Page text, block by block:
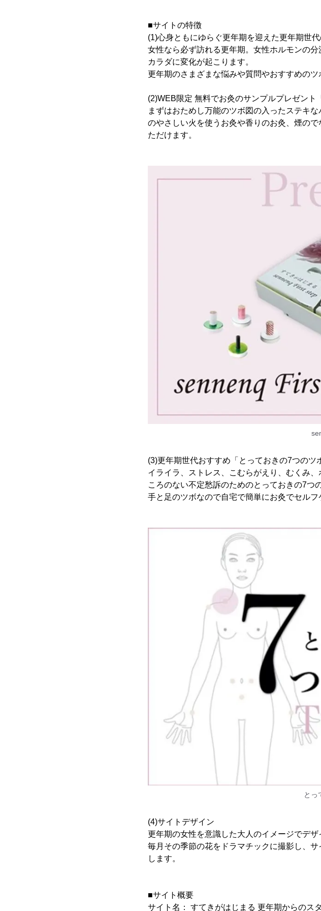
■サイトの特徴
(1)心身ともにゆらぐ更年期を迎えた更年期世
女性なら必ず訪れる更年期。女性ホルモンの
カラダに変化が起こります。
更年期のさまざまな悩みや質問やおすすめの
(2)WEB限定 無料でお灸のサンプルプレゼント
まずはおためし万能のツボ図の入ったステキ
のやさしい火を使うお灸や香りのお灸、煙の
ただけます。
(3)更年期世代おすすめ「とっておきの7つのツ
イライラ、ストレス、こむらがえり、むくみ
ころのない不定愁訴のためのとっておきの7つ
手と足のツボなので自宅で簡単にお灸でセルフ
とっ
(4)サイトデザイン
更年期の女性を意識した大人のイメージでデザ
毎月その季節の花をドラマチックに撮影し、
します。
■サイト概要
サイト名： すてきがはじまる 更年期からのス